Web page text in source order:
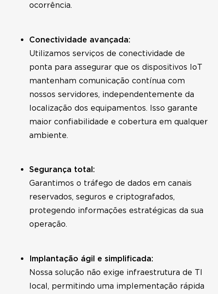
ocorrência.
Conectividade avançada:
Utilizamos serviços de conectividade de
ponta para assegurar que os dispositivos IoT
mantenham comunicação contínua com
nossos servidores, independentemente da
localização dos equipamentos. Isso garante
maior confiabilidade e cobertura em qualquer
ambiente.
Segurança total:
Garantimos o tráfego de dados em canais
reservados, seguros e criptografados,
protegendo informações estratégicas da sua
operação.
Implantação ágil e simplificada:
Nossa solução não exige infraestrutura de TI
local, permitindo uma implementação rápida